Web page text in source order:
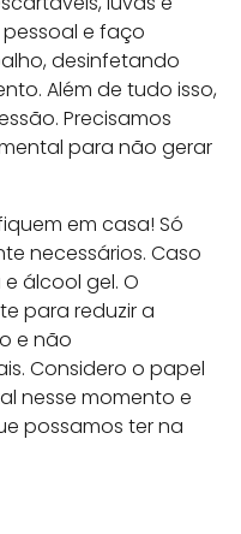
e faço
desinfetando
Além de tudo isso,
Precisamos
para não gerar
em casa! Só
necessários. Caso
álcool gel. O
para reduzir a
e não
Considero o papel
nesse momento e
possamos ter na